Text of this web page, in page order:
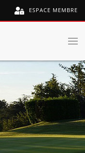
ESPACE MEMBRE